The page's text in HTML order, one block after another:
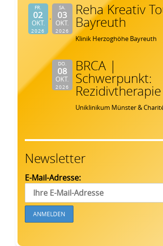
FR.
02
OKT.
2026
SA.
03
OKT.
2026
Reha Kreativ
Bayreuth
Klinik Herzoghöhe Bayreuth
DO.
08
OKT.
2026
BRCA |
Schwerpunkt:
Rezidivtherapie
Uniklinikum Münster &
Newsletter
E-Mail-Adresse: